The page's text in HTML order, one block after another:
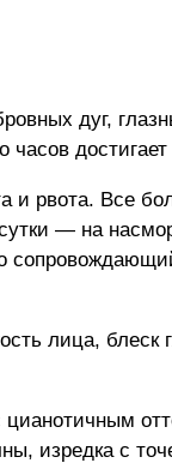
дуг,
часов
и рвота. Все
— на
лица, блеск
изредка с